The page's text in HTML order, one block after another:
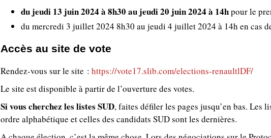
du jeudi 13 juin 2024 à 8h30 au jeudi 20 juin 2024 à 14hpour le
du mercredi 3 juillet 2024 8h30 au jeudi 4 juillet 2024 à 14h en cas
Accès au site de vote
Rendez-vous sur le site : https://vote17.slib.com/elections-renaultlDF/
Le site est disponible à partir de l’ouverture des votes.
Si vous cherchez les listes SUD, faites défiler les pages jusqu’en bas. Les
ordre alphabétique et celles des candidats SUD sont les dernières.